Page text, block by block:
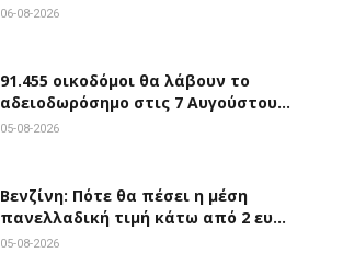
06-08-2026
91.455 οικοδόμοι θα λάβουν το
αδειοδωρόσημο στις 7 Αυγούστου…
05-08-2026
Βενζίνη: Πότε θα πέσει η μέση
πανελλαδική τιμή κάτω από 2 ευ…
05-08-2026